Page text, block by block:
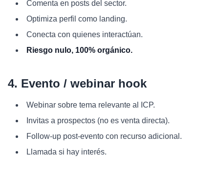
Comenta en posts del sector.
Optimiza perfil como landing.
Conecta con quienes interactúan.
Riesgo nulo, 100% orgánico.
4. Evento / webinar hook
Webinar sobre tema relevante al ICP.
Invitas a prospectos (no es venta directa).
Follow-up post-evento con recurso adicional.
Llamada si hay interés.